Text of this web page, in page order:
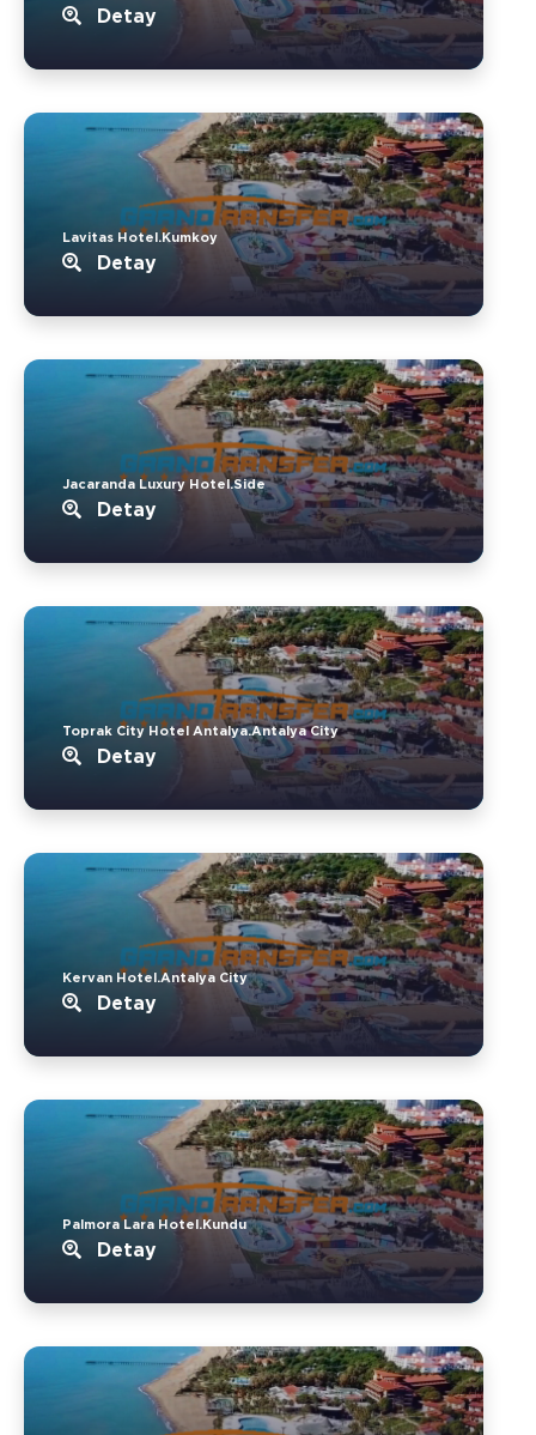
Detay
Lavitas Hotel.Kumkoy
Detay
Jacaranda Luxury Hotel.Side
Detay
Toprak City Hotel Antalya.Antalya City
Detay
Kervan Hotel.Antalya City
Detay
Palmora Lara Hotel.Kundu
Detay